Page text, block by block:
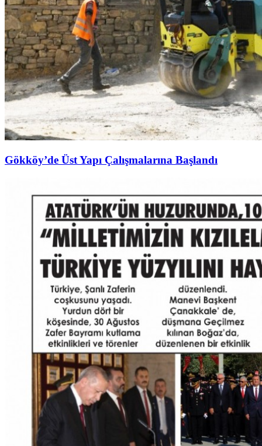
Gökköy’de Üst Yapı Çalışmalarına Başlandı